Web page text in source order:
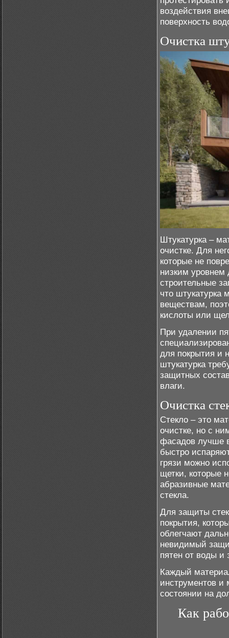
воздействия
поверхность
Очистка
Штукатурка –
очистке. Для
которые не
низким
строительные
что штукатурка
веществам,
кислоты или
При удалении
для покрытия и
штукатурка
защитных
влаги.
Очистка
Стекло – это
очистке, но с
фасадов лучше
быстро
грязи можно
щетки, которые
абразивные
стекла.
Для защиты
покрытия,
облегчают
невидимый
пятен от воды и
Каждый
инструментов
состоянии на
Как